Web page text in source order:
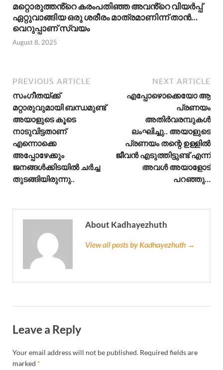
മറ്റൊരുത്തൻ്റെ കരംപതിഞ്ഞ അവൻ്റെ വിയർപ്പ്
ഏറ്റുവാങ്ങിയ ഒരു ശരീരം മാത്രമാണിന്ന് താൻ…
വെറുപ്പാണ് സ്വയം
August 8, 2025
PREVIOUS ARTICLE
സംഗീതയ്ക്ക്
മറ്റാരുവുമായി ബന്ധമുണ്ട്
അയാളുടെ കൂടെ
നാടുവിട്ടതാണ്
എന്നൊക്കെ
അപ്പോഴേക്കും
ജനങ്ങൾക്കിടയിൽ ചർച്ച
തുടങ്ങിയിരുന്നു..
NEXT ARTICLE
എപ്പോഴൊക്കെയോ ആ
പ്രണയം
അതിർവരമ്പുകൾ
ലംഘിച്ചു.. അയാളുടെ
പ്രണയം തന്റെ ഉള്ളിൽ
ജീവൻ എടുത്തിട്ടുണ്ട് എന്ന്
അവൾ അയാളോട്
പറഞ്ഞു…
About Kadhayezhuth
View all posts by Kadhayezhuth →
Leave a Reply
Your email address will not be published. Required fields are
marked *